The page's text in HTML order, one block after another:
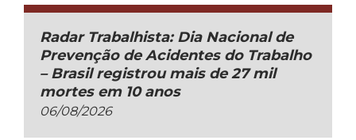
Radar Trabalhista: Dia Nacional de
Prevenção de Acidentes do Trabalho
– Brasil registrou mais de 27 mil
mortes em 10 anos
06/08/2026